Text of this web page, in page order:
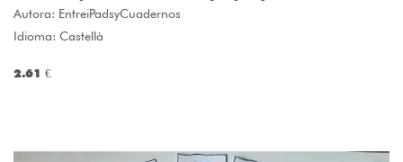
Autora: EntreiPadsyCuadernos
Idioma: Castellà
2.61 €